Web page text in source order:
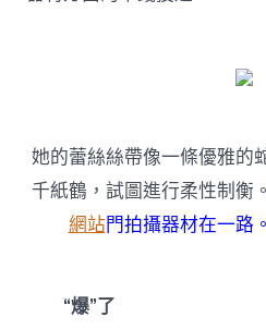
她的蕾絲絲帶像一條優雅的
千紙鶴，試圖進行柔性制衡。
網站門拍攝器材在一路
“爆”了